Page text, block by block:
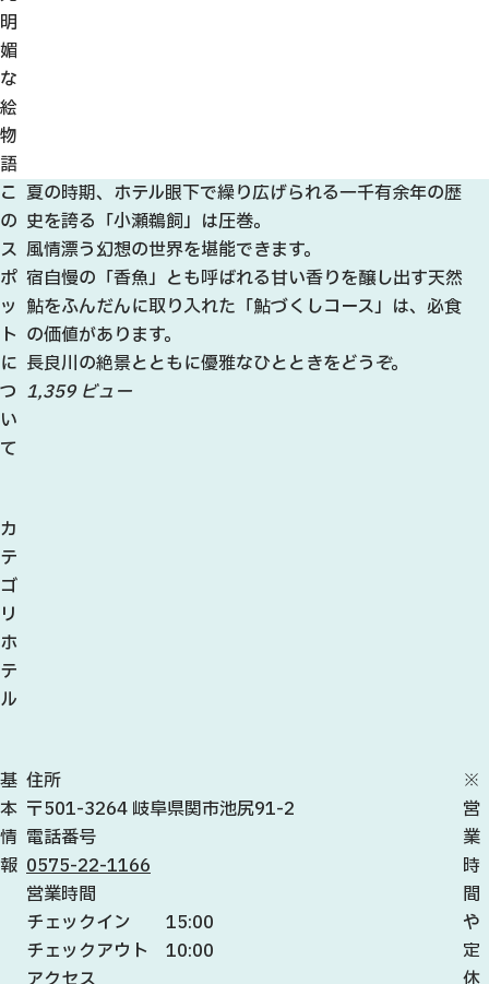
明
媚
な
絵
物
語
こ
の
ス
ポ
ッ
ト
に
つ
い
て
夏の時期、ホテル眼下で繰り広げられる一千有余年の歴
史を誇る「小瀬鵜飼」は圧巻。
風情漂う幻想の世界を堪能できます。
宿自慢の「香魚」とも呼ばれる甘い香りを醸し出す天然
鮎をふんだんに取り入れた「鮎づくしコース」は、必食
の価値があります。
長良川の絶景とともに優雅なひとときをどうぞ。
1,359 ビュー
カ
テ
ゴ
リ
ホ
テ
ル
基
本
情
報
住所
〒501-3264 岐阜県関市池尻91-2
電話番号
0575-22-1166
営業時間
チェックイン 15:00
チェックアウト 10:00
※
営
業
時
間
や
定